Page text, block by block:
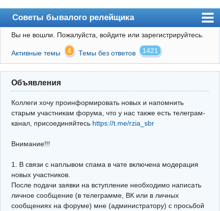
Советы бывалого релейщика
Форум
Правила
Поиск
Регистрация
Архив
Почта
Поиск релейщика
Видео РЗиА
Фотохостинг
Вы не вошли. Пожалуйста, войдите или зарегистрируйтесь.
Активные темы 4 Темы без ответов 1421
Объявления
Коллеги хочу проинформировать новых и напомнить
старым участникам форума, что у нас также есть телеграм-
канал, присоединяйтесь https://t.me/rzia_sbr
Внимание!!!
1. В связи с наплывом спама в чате включена модерация
новых участников.
После подачи заявки на вступление необходимо написать
личное сообщение (в телеграмме, ВК или в личных
сообщениях на форуме) мне (администратору) с просьбой